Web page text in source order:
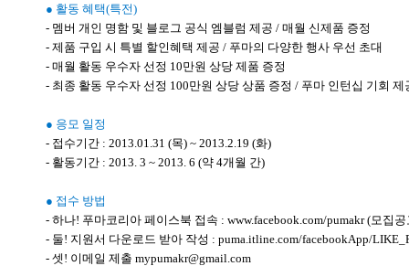
● 활동 혜택(특전)
- 멤버 개인 명함 및 블로그 공식 엠블럼 제공 / 매월 신제품 증정
- 제품 구입 시 특별 할인혜택 제공 / 푸마의 다양한 행사 우선 초대
- 매월 활동 우수자 선정 10만원 상당 제품 증정
- 최종 활동 우수자 선정 100만원 상당 상품 증정 / 푸마 인턴십 기회 제
● 응모 일정
- 접수기간 : 2013.01.31 (목) ~ 2013.2.19 (화)
- 활동기간 : 2013. 3 ~ 2013. 6 (약 4개월 간)
● 접수 방법
- 하나! 푸마코리아 페이스북 접속 : www.facebook.com/pumakr (모집
- 둘! 지원서 다운로드 받아 작성 : puma.itline.com/facebookApp/
- 셋! 이메일 제출 mypumakr@gmail.com